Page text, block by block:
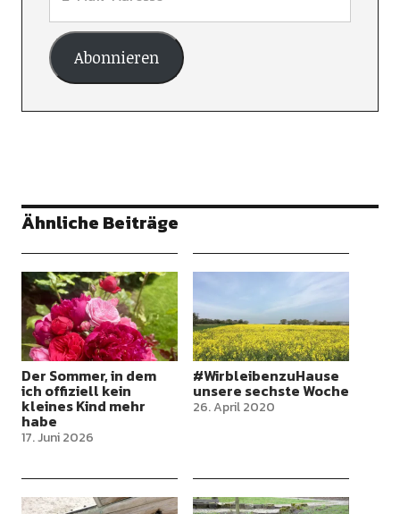
Abonnieren
Ähnliche Beiträge
Der Sommer, in dem
ich offiziell kein
kleines Kind mehr
habe
17. Juni 2026
#WirbleibenzuHause
unsere sechste Woche
26. April 2020